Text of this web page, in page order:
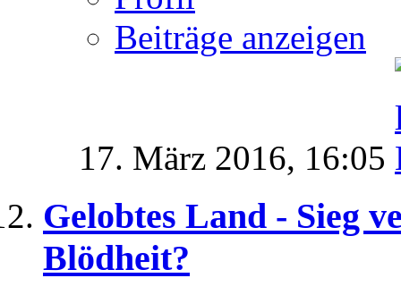
Beiträge anzeigen
17. März 2016, 16:05
Gelobtes Land - Sieg
Blödheit?